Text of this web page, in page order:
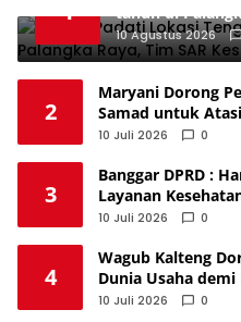
1
tahun di
Bergerak
10 Agustus 2026
2
Maryani Dorong
Samad untuk
10 Juli 2026 0
3
Banggar DPRD :
Layanan
10 Juli 2026 0
4
Wagub Kalteng
Dunia Usaha
Berkelanjutan
10 Juli 2026 0